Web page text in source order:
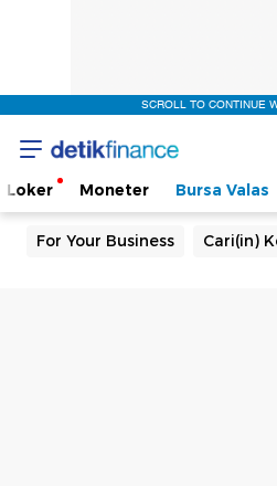
SCROLL TO CONTINUE
Loker Moneter Bursa Valas
For Your Business Cari(in)